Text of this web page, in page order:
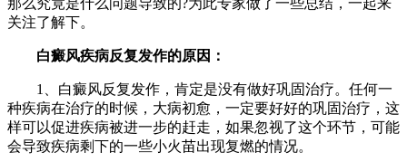
关注了解下。
白癜风疾病反复发作的原因：
1、白癜风反复发作，肯定是没有做好巩固治疗。任何一
种疾病在治疗的时候，大病初愈，一定要好好的巩固治疗，这
样可以促进疾病被进一步的赶走，如果忽视了这个环节，可能
会导致疾病剩下的一些小火苗出现复燃的情况。